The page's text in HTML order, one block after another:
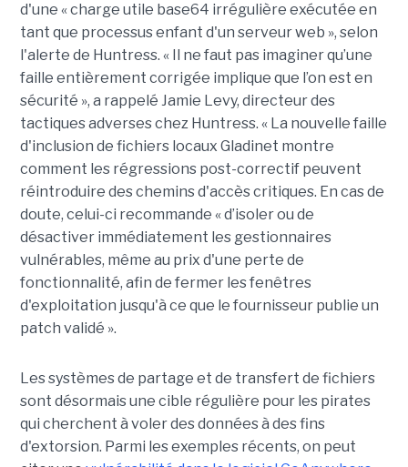
d'une « charge utile base64 irrégulière exécutée en
tant que processus enfant d'un serveur web », selon
l'alerte de Huntress. « Il ne faut pas imaginer qu’une
faille entièrement corrigée implique que l’on est en
sécurité », a rappelé Jamie Levy, directeur des
tactiques adverses chez Huntress. « La nouvelle faille
d'inclusion de fichiers locaux Gladinet montre
comment les régressions post-correctif peuvent
réintroduire des chemins d'accès critiques. En cas de
doute, celui-ci recommande « d’isoler ou de
désactiver immédiatement les gestionnaires
vulnérables, même au prix d'une perte de
fonctionnalité, afin de fermer les fenêtres
d'exploitation jusqu'à ce que le fournisseur publie un
patch validé ».
Les systèmes de partage et de transfert de fichiers
sont désormais une cible régulière pour les pirates
qui cherchent à voler des données à des fins
d'extorsion. Parmi les exemples récents, on peut